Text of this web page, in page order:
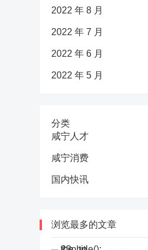
2022 年 8 月
2022 年 7 月
2022 年 6 月
2022 年 5 月
分类
咸宁人才
咸宁消费
国内快讯
浏览最多的文章